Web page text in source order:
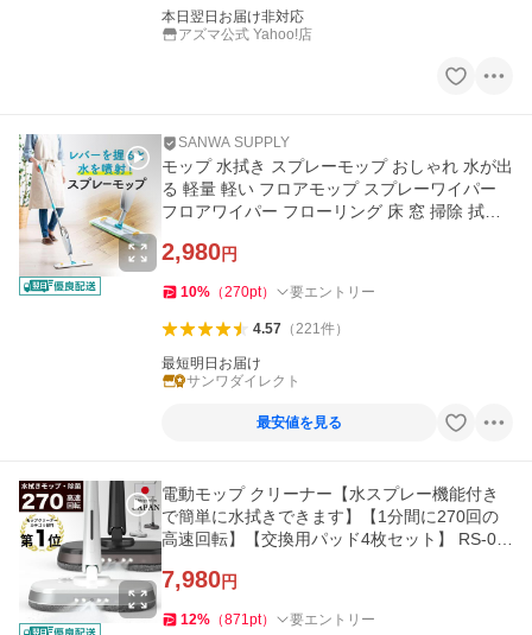
本日翌日お届け非対応
アズマ公式 Yahoo!店
SANWA SUPPLY
モップ 水拭き スプレーモップ おしゃれ 水が出
る 軽量 軽い フロアモップ スプレーワイパー
フロアワイパー フローリング 床 窓 掃除 拭き
2,980円
10% （270pt） 要エントリー
4.57（221件）
最短明日お届け
サンワダイレクト
最安値を見る
電動モップ クリーナー【水スプレー機能付き
で簡単に水拭きできます】【1分間に270回の
高速回転】【交換用パッド4枚セット】 RS-01
7,980円
12% （871pt） 要エントリー